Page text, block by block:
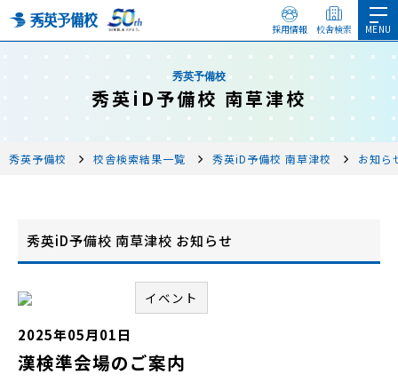
採用情報 校舎検索
秀英予備校
秀英iD予備校 南草津校
秀英予備校 校舎検索結果一覧 秀英iD予備校 南草津校 お知ら
秀英iD予備校 南草津校 お知らせ
イベント
2025年05月01日
漢検準会場のご案内